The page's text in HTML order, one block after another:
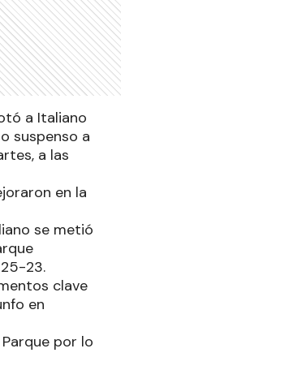
a Italiano
suspenso a
a las
en la
se metió
23.
clave
en
por lo